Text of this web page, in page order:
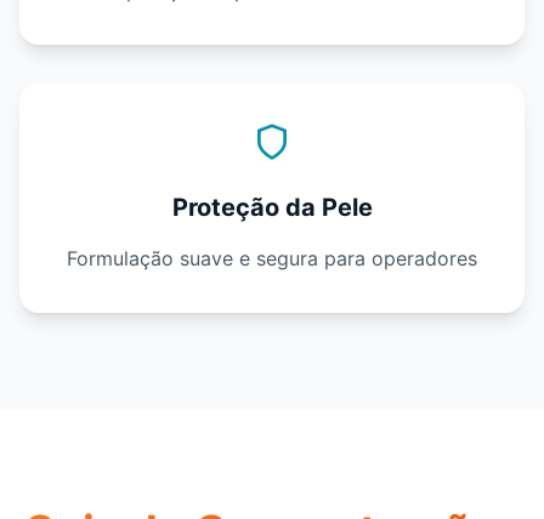
Proteção da Pele
Formulação suave e segura para operadores